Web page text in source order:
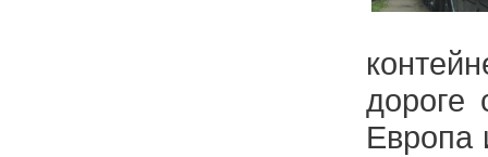
дороге
Европа